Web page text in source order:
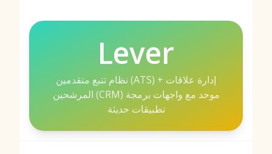
Lever
نظام تتبع متقدمين (ATS) + إدارة علاقات
المرشحين (CRM) موحد مع واجهات برمجة
تطبيقات حديثة